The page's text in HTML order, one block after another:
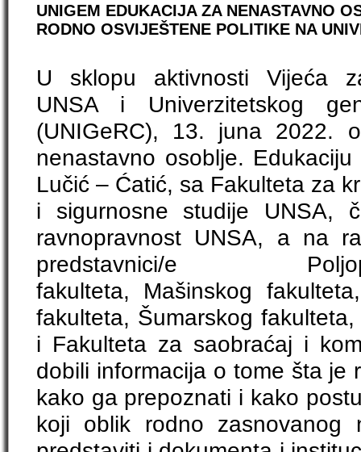
UNIGEM EDUKACIJA ZA NENASTAVNO
RODNO OSVIJEŠTENE POLITIKE NA
U sklopu aktivnosti Vijeća
UNSA i Univerzitetskog
(UNIGeRC), 13. juna 2022.
nenastavno osoblje.
Lučić – Ćatić, sa Fakulteta za
i sigurnosne studije UNSA,
ravnopravnost UNSA, a na
predstavnici/e
fakulteta, Mašinskog
fakulteta, Šumarskog
i Fakulteta za saobraćaj i
dobili informacija o tome šta je
kako ga prepoznati i kako
koji oblik rodno zasnovanog